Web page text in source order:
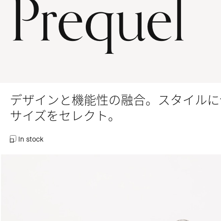
Prequel
デザインと機能性の融合。スタイル
サイズをセレクト。
In stock